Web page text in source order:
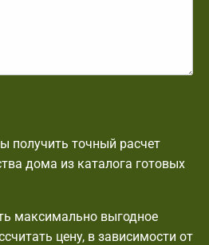
получить точный расчет
дома из каталога готовых
максимально выгодное
цену, в зависимости от